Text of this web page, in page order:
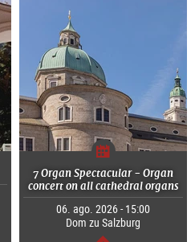
7 Organ Spectacular - Organ
concert on all cathedral organs
06. ago. 2026 - 15:00
Dom zu Salzburg